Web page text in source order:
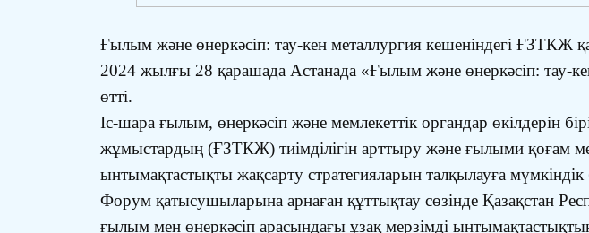
Ғылым және өнеркәсіп: тау-кен металлургия кешеніндегі ҒЗТКЖ
2024 жылғы 28 қарашада Астанада «Ғылым және өнеркәсіп: тау-
өтті.
Іс-шара ғылым, өнеркәсіп және мемлекеттік органдар өкілдерін
жұмыстардың (ҒЗТКЖ) тиімділігін арттыру және ғылыми қоғам
ынтымақтастықты жақсарту стратегияларын талқылауға мүмкіндік
Форум қатысушыларына арнаған құттықтау сөзінде Қазақстан
ғылым мен өнеркәсіп арасындағы ұзақ мерзімді